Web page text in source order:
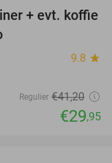
27%
+ evt. koffie
9.8 star
Regulier €41,20
€29,95